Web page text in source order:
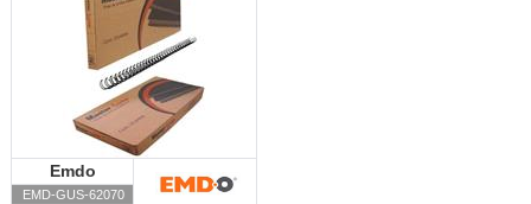
Emdo
EMD-GUS-62070